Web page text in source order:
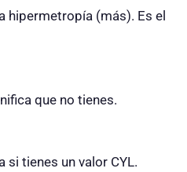
hipermetropía (más). Es el
que no tienes.
tienes un valor CYL.